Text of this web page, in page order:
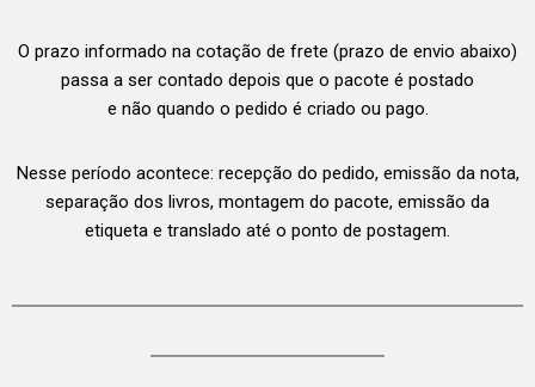
O prazo informado na cotação de frete (prazo de envio abaixo)
passa a ser contado depois que o pacote é postado
e não quando o pedido é criado ou pago.
Nesse período acontece: recepção do pedido, emissão da nota,
separação dos livros, montagem do pacote, emissão da
etiqueta e translado até o ponto de postagem.